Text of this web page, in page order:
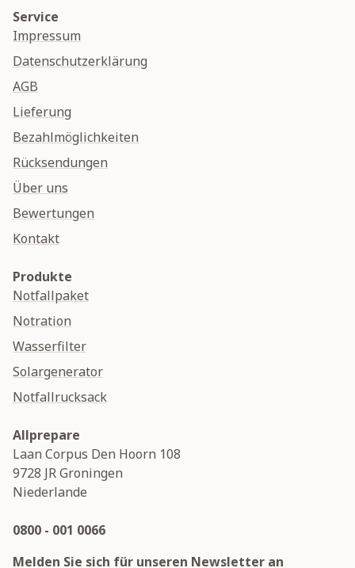
Service
Impressum
Datenschutzerklärung
AGB
Lieferung
Bezahlmöglichkeiten
Rücksendungen
Über uns
Bewertungen
Kontakt
Produkte
Notfallpaket
Notration
Wasserfilter
Solargenerator
Notfallrucksack
Allprepare
Laan Corpus Den Hoorn 108
9728 JRGroningen
Niederlande
0800 - 001 0066
Melden Sie sich für unseren Newsletter an